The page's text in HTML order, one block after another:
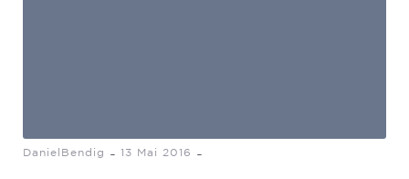
DanielBendig - 13 Mai 2016 -